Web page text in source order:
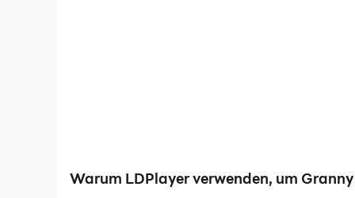
Warum LDPlayer verwenden, um